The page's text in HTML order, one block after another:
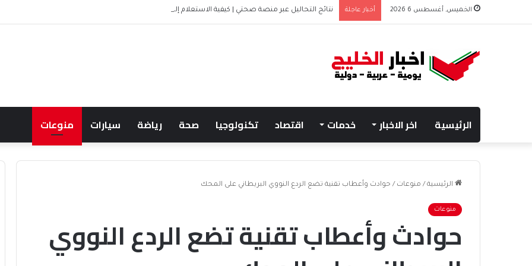
الخميس, أغسطس 6 2026 أخبار عاجلة نتائج التحاليل عبر منصة صحتي | كيفية الاستعلام إلكترونيًا
الرئيسية اخر الاخبار خدمات اقتصاد تكنولوجيا صحة رياضة سيارات منوعات
الرئيسية / منوعات / حوادث وأعطاب تقنية تضع الردع النووي البريطاني على المحك
منوعات
حوادث وأعطاب تقنية تضع الردع النووي